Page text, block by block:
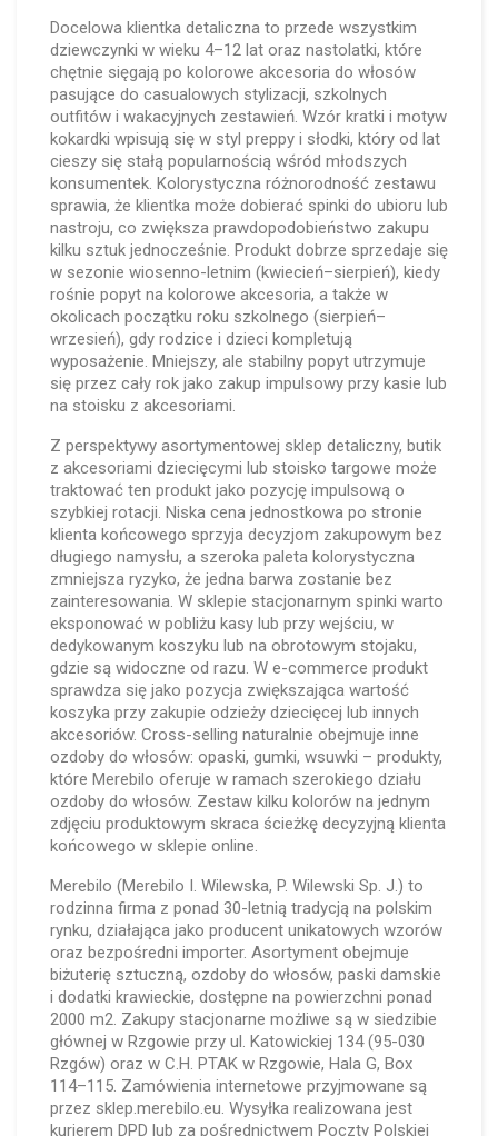
Docelowa klientka detaliczna to przede wszystkim
dziewczynki w wieku 4–12 lat oraz nastolatki, które
chętnie sięgają po kolorowe akcesoria do włosów
pasujące do casualowych stylizacji, szkolnych
outfitów i wakacyjnych zestawień. Wzór kratki i motyw
kokardki wpisują się w styl preppy i słodki, który od lat
cieszy się stałą popularnością wśród młodszych
konsumentek. Kolorystyczna różnorodność zestawu
sprawia, że klientka może dobierać spinki do ubioru lub
nastroju, co zwiększa prawdopodobieństwo zakupu
kilku sztuk jednocześnie. Produkt dobrze sprzedaje się
w sezonie wiosenno-letnim (kwiecień–sierpień), kiedy
rośnie popyt na kolorowe akcesoria, a także w
okolicach początku roku szkolnego (sierpień–
wrzesień), gdy rodzice i dzieci kompletują
wyposażenie. Mniejszy, ale stabilny popyt utrzymuje
się przez cały rok jako zakup impulsowy przy kasie lub
na stoisku z akcesoriami.
Z perspektywy asortymentowej sklep detaliczny, butik
z akcesoriami dziecięcymi lub stoisko targowe może
traktować ten produkt jako pozycję impulsową o
szybkiej rotacji. Niska cena jednostkowa po stronie
klienta końcowego sprzyja decyzjom zakupowym bez
długiego namysłu, a szeroka paleta kolorystyczna
zmniejsza ryzyko, że jedna barwa zostanie bez
zainteresowania. W sklepie stacjonarnym spinki warto
eksponować w pobliżu kasy lub przy wejściu, w
dedykowanym koszyku lub na obrotowym stojaku,
gdzie są widoczne od razu. W e-commerce produkt
sprawdza się jako pozycja zwiększająca wartość
koszyka przy zakupie odzieży dziecięcej lub innych
akcesoriów. Cross-selling naturalnie obejmuje inne
ozdoby do włosów: opaski, gumki, wsuwki – produkty,
które Merebilo oferuje w ramach szerokiego działu
ozdoby do włosów. Zestaw kilku kolorów na jednym
zdjęciu produktowym skraca ścieżkę decyzyjną klienta
końcowego w sklepie online.
Merebilo (Merebilo I. Wilewska, P. Wilewski Sp. J.) to
rodzinna firma z ponad 30-letnią tradycją na polskim
rynku, działająca jako producent unikatowych wzorów
oraz bezpośredni importer. Asortyment obejmuje
biżuterię sztuczną, ozdoby do włosów, paski damskie
i dodatki krawieckie, dostępne na powierzchni ponad
2000 m2. Zakupy stacjonarne możliwe są w siedzibie
głównej w Rzgowie przy ul. Katowickiej 134 (95-030
Rzgów) oraz w C.H. PTAK w Rzgowie, Hala G, Box
114–115. Zamówienia internetowe przyjmowane są
przez sklep.merebilo.eu. Wysyłka realizowana jest
kurierem DPD lub za pośrednictwem Poczty Polskiej